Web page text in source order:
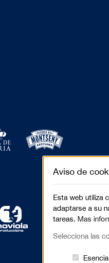
Aviso de
Esta web utiliza
adaptarse a su
tareas. Mas
Selecciona las